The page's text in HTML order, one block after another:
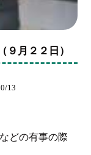
月２２日）
13
どの有事の際